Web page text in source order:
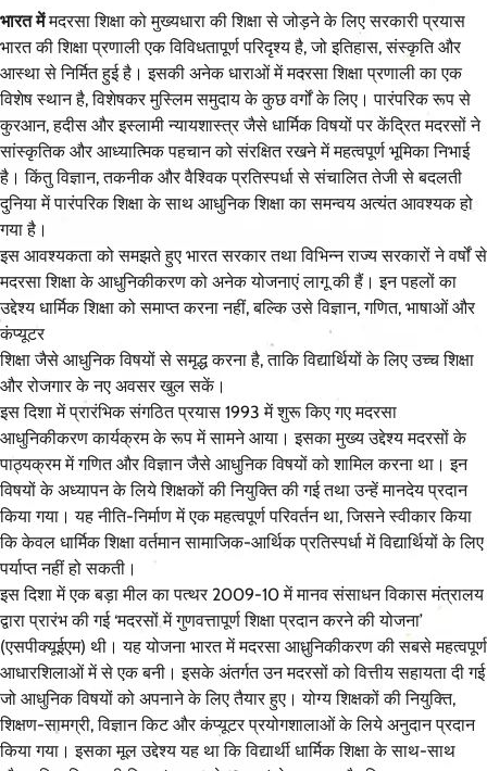
भारत मेंमदरसा शिक्षा को मुख्यधारा की शिक्षा से जोड़ने के लिए सरकारी प्रयास
भारत की शिक्षा प्रणाली एक विविधतापूर्ण परिदृश्य है, जो इतिहास, संस्कृति और
आस्था से निर्मित हुई है। इसकी अनेक धाराओं में मदरसा शिक्षा प्रणाली का एक
विशेष स्थान है, विशेषकर मुस्लिम समुदाय के कुछ वर्गों के लिए। पारंपरिक रूप से
कुरआन, हदीस और इस्लामी न्यायशास्त्र जैसे धार्मिक विषयों पर केंद्रित मदरसों ने
सांस्कृतिक और आध्यात्मिक पहचान को संरक्षित रखने में महत्वपूर्ण भूमिका निभाई
है। किंतु विज्ञान, तकनीक और वैश्विक प्रतिस्पर्धा से संचालित तेजी से बदलती
दुनिया में पारंपरिक शिक्षा के साथ आधुनिक शिक्षा का समन्वय अत्यंत आवश्यक हो
गया है।
इस आवश्यकता को समझते हुए भारत सरकार तथा विभिन्न राज्य सरकारों ने वर्षों से
मदरसा शिक्षा के आधुनिकीकरण को अनेक योजनाएं लागू की हैं। इन पहलों का
उद्देश्य धार्मिक शिक्षा को समाप्त करना नहीं, बल्कि उसे विज्ञान, गणित, भाषाओं और
कंप्यूटर
शिक्षा जैसे आधुनिक विषयों से समृद्ध करना है, ताकि विद्यार्थियों के लिए उच्च शिक्षा
और रोजगार के नए अवसर खुल सकें।
इस दिशा में प्रारंभिक संगठित प्रयास 1993 में शुरू किए गए मदरसा
आधुनिकीकरण कार्यक्रम के रूप में सामने आया। इसका मुख्य उद्देश्य मदरसों के
पाठ्यक्रम में गणित और विज्ञान जैसे आधुनिक विषयों को शामिल करना था। इन
विषयों के अध्यापन के लिये शिक्षकों की नियुक्ति की गई तथा उन्हें मानदेय प्रदान
किया गया। यह नीति-निर्माण में एक महत्वपूर्ण परिवर्तन था, जिसने स्वीकार किया
कि केवल धार्मिक शिक्षा वर्तमान सामाजिक-आर्थिक प्रतिस्पर्धा में विद्यार्थियों के लिए
पर्याप्त नहीं हो सकती।
इस दिशा में एक बड़ा मील का पत्थर 2009-10 में मानव संसाधन विकास मंत्रालय
द्वारा प्रारंभ की गई ‘मदरसों में गुणवत्तापूर्ण शिक्षा प्रदान करने की योजना’
(एसपीक्यूईएम) थी। यह योजना भारत में मदरसा आधुनिकीकरण की सबसे महत्वपूर्ण
आधारशिलाओं में से एक बनी। इसके अंतर्गत उन मदरसों को वित्तीय सहायता दी गई
जो आधुनिक विषयों को अपनाने के लिए तैयार हुए। योग्य शिक्षकों की नियुक्ति,
शिक्षण-सामग्री, विज्ञान किट और कंप्यूटर प्रयोगशालाओं के लिये अनुदान प्रदान
किया गया। इसका मूल उद्देश्य यह था कि विद्यार्थी धार्मिक शिक्षा के साथ-साथ